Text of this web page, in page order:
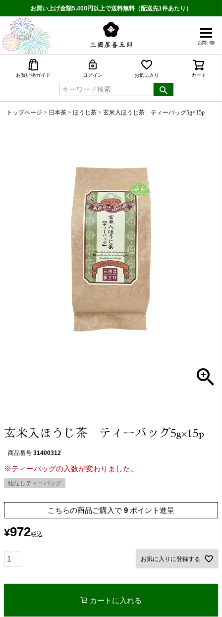
お買い上げ金額5,400円以上で送料無料（配送先1件あたり）
お買い物
お買い物ガイド ログイン お気に入り カート
トップページ 日本茶 ほうじ茶 玄米入ほうじ茶 ティーバッグ5g×15p
玄米入ほうじ茶 ティーバッグ5g×15p
商品番号 31400312
※ティーバッグの入数が変わりました。
紐なしティーバッグ
こちらの商品ご購入で 9 ポイント進呈
¥972税込
お気に入りに登録する
カートに入れる